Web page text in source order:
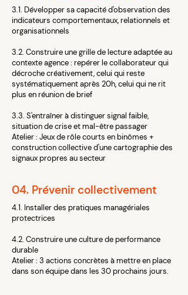
3.1. Développer sa capacité d'observation des
indicateurs comportementaux, relationnels et
organisationnels
3.2. Construire une grille de lecture adaptée au
contexte agence : repérer le collaborateur qui
décroche créativement, celui qui reste
systématiquement après 20h, celui qui ne rit
plus en réunion de brief
3.3. S'entraîner à distinguer signal faible,
situation de crise et mal-être passager
Atelier : Jeux de rôle courts en binômes +
construction collective d'une cartographie des
signaux propres au secteur
04. Prévenir collectivement
4.1. Installer des pratiques managériales
protectrices
4.2. Construire une culture de performance
durable
Atelier : 3 actions concrètes à mettre en place
dans son équipe dans les 30 prochains jours.